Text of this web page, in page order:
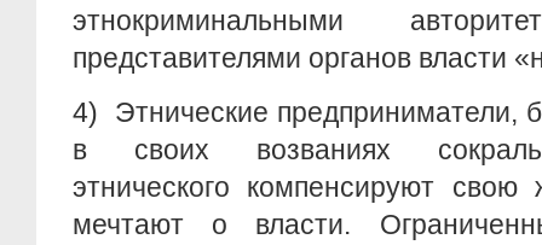
этнокриминальными
представителями органов власти
4)
Этнические предприниматели,
в своих возваниях
этнического компенсируют
мечтают о власти.